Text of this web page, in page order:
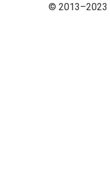
© 2013–2023